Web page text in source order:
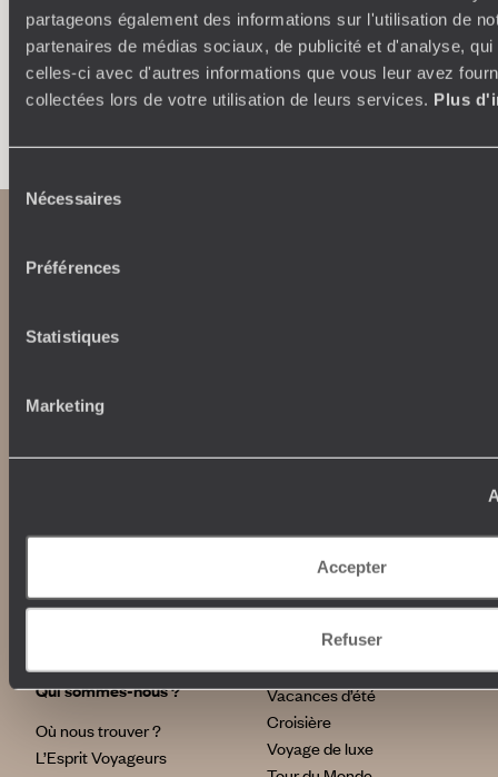
partageons également des informations sur l'utilisation de
partenaires de médias sociaux, de publicité et d'analyse,
celles-ci avec d'autres informations que vous leur avez
collectées lors de votre utilisation de leurs services. Plus
Nécessaires
Préférences
Statistiques
Marketing
Accepter
Refuser
Faites créer votre voyage
Abonnez-vous à notre newsletter
Lire notre politique de confidentialité
Tourisme responsable
Qui sommes-nous ?
Où nous trouver ?
L’Esprit Voyageurs
Voyage de noces
Vacances en famille
Week-end en amoureux
Vacances d’été
Croisière
Voyage de luxe